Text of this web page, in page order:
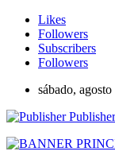
Likes
Followers
Subscribers
Followers
sábado,